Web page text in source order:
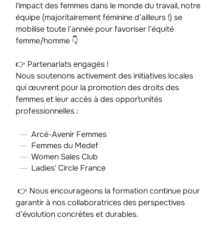
l'impact des femmes dans le monde du travail, notre
équipe (majoritairement féminine d’ailleurs !) se
mobilise toute l’année pour favoriser l’équité
femme/homme 👇
👉 Partenariats engagés !
Nous soutenons activement des initiatives locales
qui œuvrent pour la promotion des droits des
femmes et leur accès à des opportunités
professionnelles :
Arcé-Avenir Femmes
Femmes du Medef
Women Sales Club
Ladies' Circle France
👉 Nous encourageons la formation continue pour
garantir à nos collaboratrices des perspectives
d’évolution concrètes et durables.